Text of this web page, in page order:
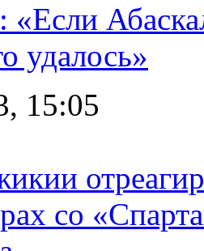
«Если
удалось»
15:05
со